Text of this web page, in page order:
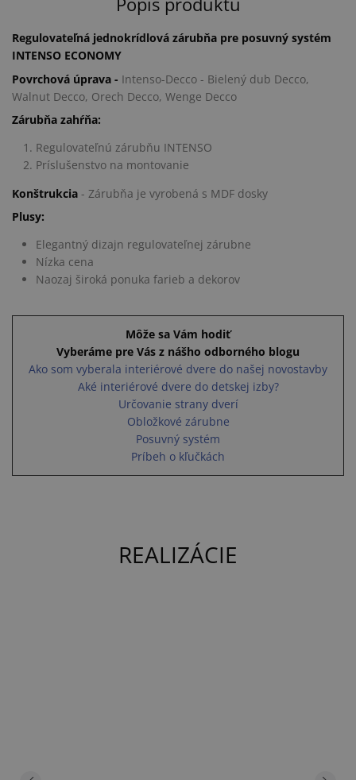
Regulovateľná jednokrídlová zárubňa pre posuvný systém
INTENSO ECONOMY
Povrchová úprava - Intenso-Decco - Bielený dub Decco,
Walnut Decco, Orech Decco, Wenge Decco
Zárubňa zahŕňa:
Regulovateľnú zárubňu INTENSO
Príslušenstvo na montovanie
Konštrukcia - Zárubňa je vyrobená s MDF dosky
Plusy:
Elegantný dizajn regulovateľnej zárubne
Nízka cena
Naozaj široká ponuka farieb a dekorov
Môže sa Vám hodiť
Vyberáme pre Vás z nášho odborného blogu
Ako som vyberala interiérové dvere do našej novostavby
Aké interiérové dvere do detskej izby?
Určovanie strany dverí
Obložkové zárubne
Posuvný systém
Príbeh o kľučkách
REALIZÁCIE